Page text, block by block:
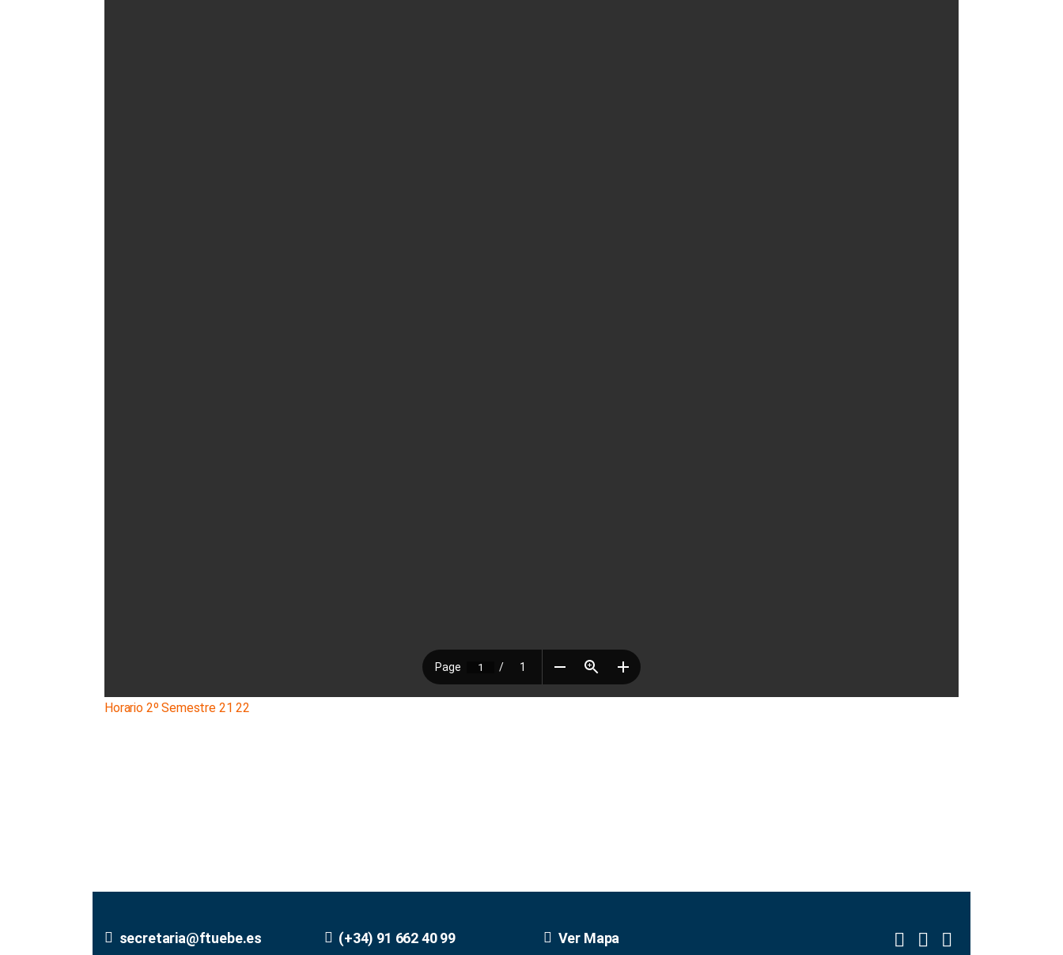
Horario 2º Semestre 21 22
secretaria@ftuebe.es (+34) 91 662 40 99 Ver Mapa